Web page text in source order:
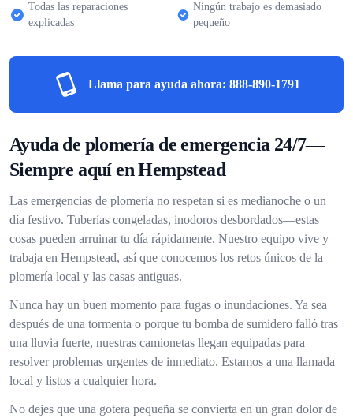
Todas las reparaciones
explicadas
Ningún trabajo es demasiado
pequeño
Llama para ayuda ahora: 888-890-1791
Ayuda de plomería de emergencia 24/7—
Siempre aquí en Hempstead
Las emergencias de plomería no respetan si es medianoche o un
día festivo. Tuberías congeladas, inodoros desbordados—estas
cosas pueden arruinar tu día rápidamente. Nuestro equipo vive y
trabaja en Hempstead, así que conocemos los retos únicos de la
plomería local y las casas antiguas.
Nunca hay un buen momento para fugas o inundaciones. Ya sea
después de una tormenta o porque tu bomba de sumidero falló tras
una lluvia fuerte, nuestras camionetas llegan equipadas para
resolver problemas urgentes de inmediato. Estamos a una llamada
local y listos a cualquier hora.
No dejes que una gotera pequeña se convierta en un gran dolor de